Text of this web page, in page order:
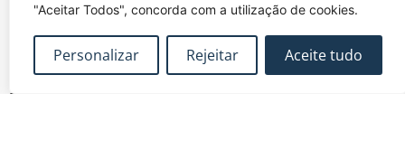
"Aceitar Todos", concorda com a utilização de cookies.
Personalizar Rejeitar Aceite tudo
FUNDEC – Associação para a Formação e o